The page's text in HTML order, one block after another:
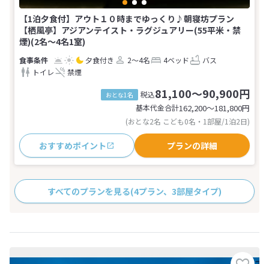
【1泊夕食付】アウト１０時までゆっくり♪朝寝坊プラン
【栖風亭】アジアンテイスト・ラグジュアリー(55平米・禁
煙)(2名～4名1室)
夕食付き 2～4名 4ベッド
バス
トイレ
禁煙
おとな1名 税込81,100～90,900円
基本代金合計162,200〜181,800円
(おとな2名 こども0名・1部屋/1泊2日)
おすすめポイント プランの詳細
すべてのプランを見る(4プラン、3部屋タイプ)